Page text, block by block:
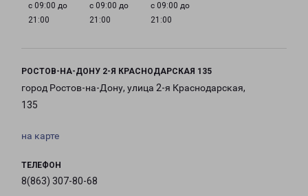
с 09:00 до
21:00
с 09:00 до
21:00
с 09:00 до
21:00
РОСТОВ-НА-ДОНУ 2-Я КРАСНОДАРСКАЯ 135
город Ростов-на-Дону, улица 2-я Краснодарская,
135
на карте
ТЕЛЕФОН
8(863) 307-80-68